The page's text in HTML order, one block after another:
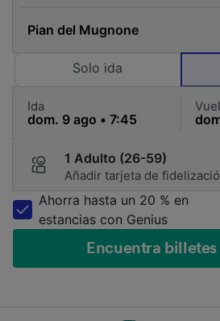
Solo ida
Ida
1 Adulto (26-59)
Añadir tarjeta de
Ahorra hasta un 20 % en
estancias con Genius
Encuentra